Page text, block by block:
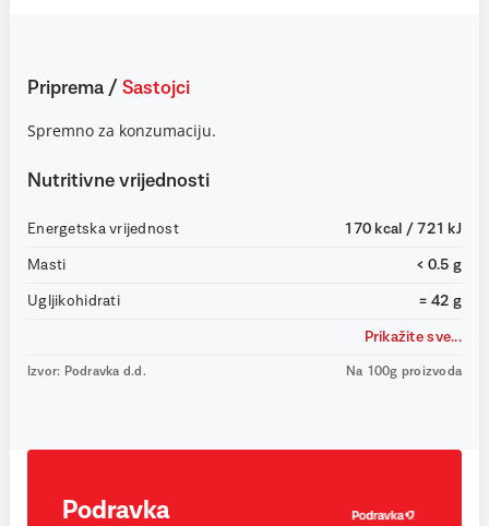
Priprema / Sastojci
Spremno za konzumaciju.
Nutritivne vrijednosti
Energetska vrijednost 170 kcal / 721 kJ
Masti < 0.5 g
Ugljikohidrati = 42 g
Prikažite sve...
Izvor: Podravka d.d. Na 100g proizvoda
Podravka